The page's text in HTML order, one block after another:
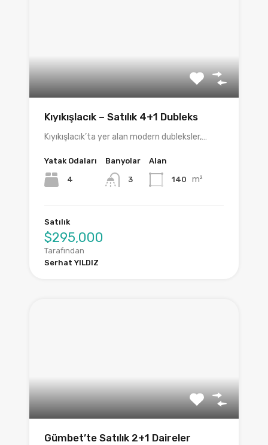
Kıyıkışlacık – Satılık 4+1 Dubleks
Kıyıkışlacık’ta yer alan modern dubleksler,…
Yatak Odaları
4
Banyolar
3
Alan
140 m²
Satılık
$295,000
Tarafından
Serhat YILDIZ
Gümbet’te Satılık 2+1 Daireler